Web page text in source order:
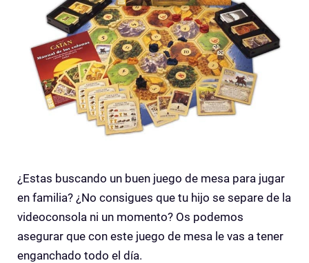
¿Estas buscando un buen juego de mesa para jugar
en familia? ¿No consigues que tu hijo se separe de la
videoconsola ni un momento? Os podemos
asegurar que con este juego de mesa le vas a tener
enganchado todo el día.